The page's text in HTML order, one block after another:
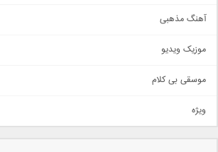
حماسی
سنتی
اهنگ بندرعباسی
دمو
مذهبی
آهنگ مذهبی
موزیک ویدیو
موسقی بی کلام
ویژه